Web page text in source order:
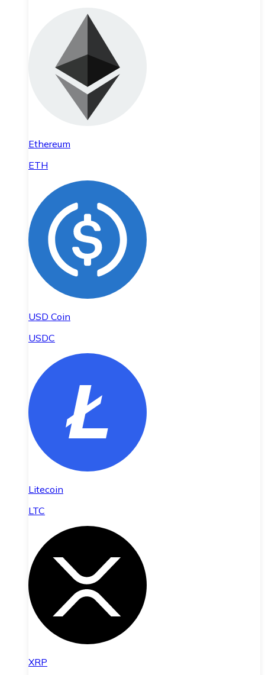
Ethereum
ETH
USD Coin
USDC
Litecoin
LTC
XRP